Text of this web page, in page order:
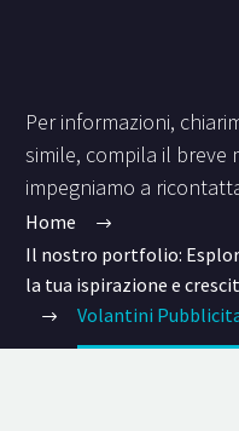
Per informazioni,
simile, compila il breve
impegniamo a
Home
Il nostro portfolio:
la tua ispirazione e
Volantini